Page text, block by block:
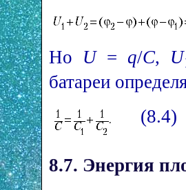
Но U= q/С, U
батареи
(8.4)
8.7. Энергия